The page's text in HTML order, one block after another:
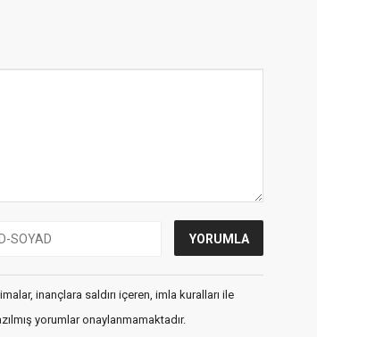
inançlara saldırı içeren, imla kuralları ile
yorumlar onaylanmamaktadır.